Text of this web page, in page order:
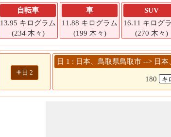
自転車
13.95 キログラム
(234 木々)
車
11.88 キログラム
(199 木々)
SUV
16.11 キログ
(270 木々)
+ 日 2
日 1 : 日本、鳥取県鳥取市 --> 日
180